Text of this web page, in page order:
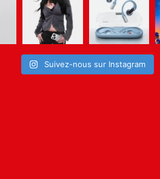
Suivez-nous sur Instagram